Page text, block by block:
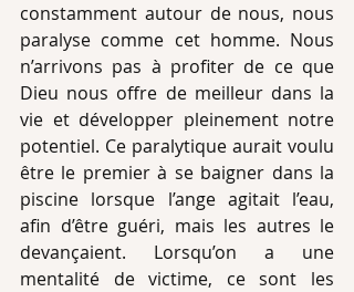
constamment autour de nous, nous
paralyse comme cet homme. Nous
n’arrivons pas à profiter de ce que
Dieu nous offre de meilleur dans la
vie et développer pleinement notre
potentiel. Ce paralytique aurait voulu
être le premier à se baigner dans la
piscine lorsque l’ange agitait l’eau,
afin d’être guéri, mais les autres le
devançaient. Lorsqu’on a une
mentalité de victime, ce sont les